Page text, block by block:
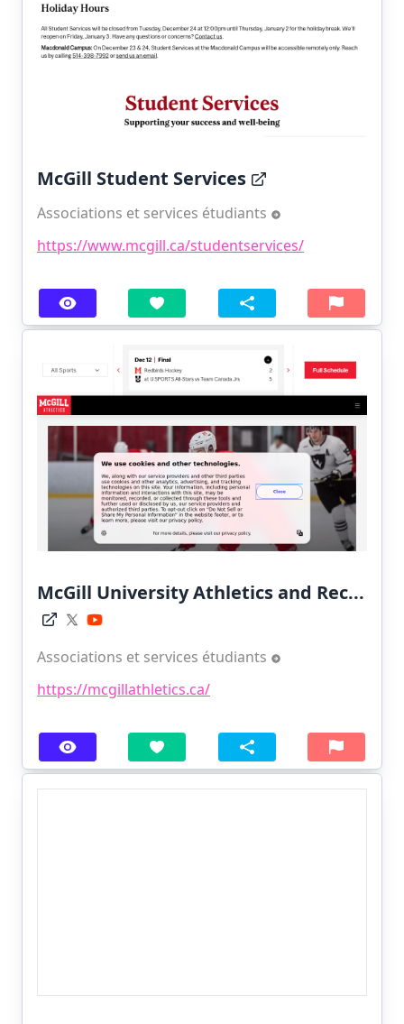
McGill Student Services
Associations et services étudiants
https://www.mcgill.ca/studentservices/
McGill University Athletics and Rec...
Associations et services étudiants
https://mcgillathletics.ca/